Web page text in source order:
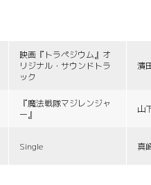
映画『トラペジウム』オ
リジナル・サウンドトラ
ック
濱
『魔法戦隊マジレンジャ
ー』
山
Single 真